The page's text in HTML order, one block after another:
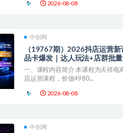
2026-08-08
中创网
（19767期）2026抖店运营
品卡爆发｜达人玩法+店群批
流量
一、课程内容简介 本课程为天祥
店运营课程，价值4980...
2026-08-08
中创网